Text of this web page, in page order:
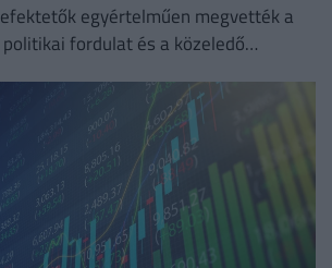
egyértelműen megvették a
fordulat és a közeledő